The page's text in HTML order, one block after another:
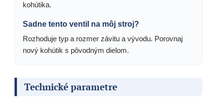
kohútika.
Sadne tento ventil na môj stroj?
Rozhoduje typ a rozmer závitu a vývodu. Porovnaj
nový kohútik s pôvodným dielom.
Technické parametre